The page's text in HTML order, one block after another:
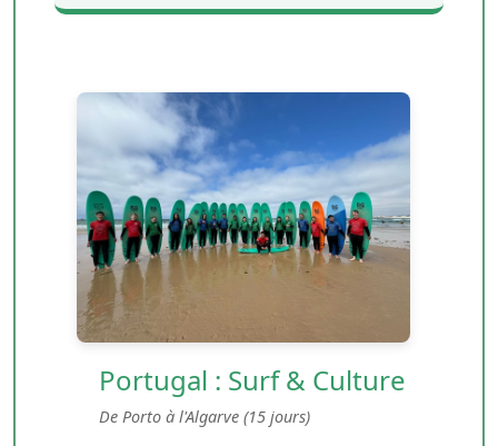
Portugal : Surf & Culture
De Porto à l'Algarve (15 jours)